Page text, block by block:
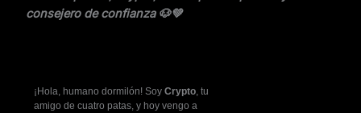
consejero de confianza 🐶💚
¡Hola, humano dormilón! SoyCrypto, tu
amigo de cuatro patas, y hoy vengo a